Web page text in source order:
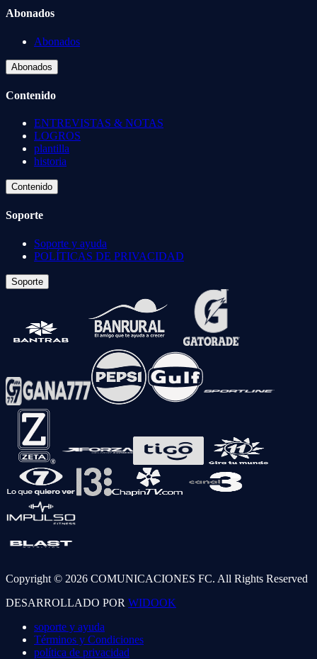
Abonados
Abonados
Abonados
Contenido
ENTREVISTAS & NOTAS
LOGROS
plantilla
historia
Contenido
Soporte
Soporte y ayuda
POLÍTICAS DE PRIVACIDAD
Soporte
Copyright © 2026 COMUNICACIONES FC. All Rights Reserved
DESARROLLADO POR WIDOOK
soporte y ayuda
Términos y Condiciones
política de privacidad